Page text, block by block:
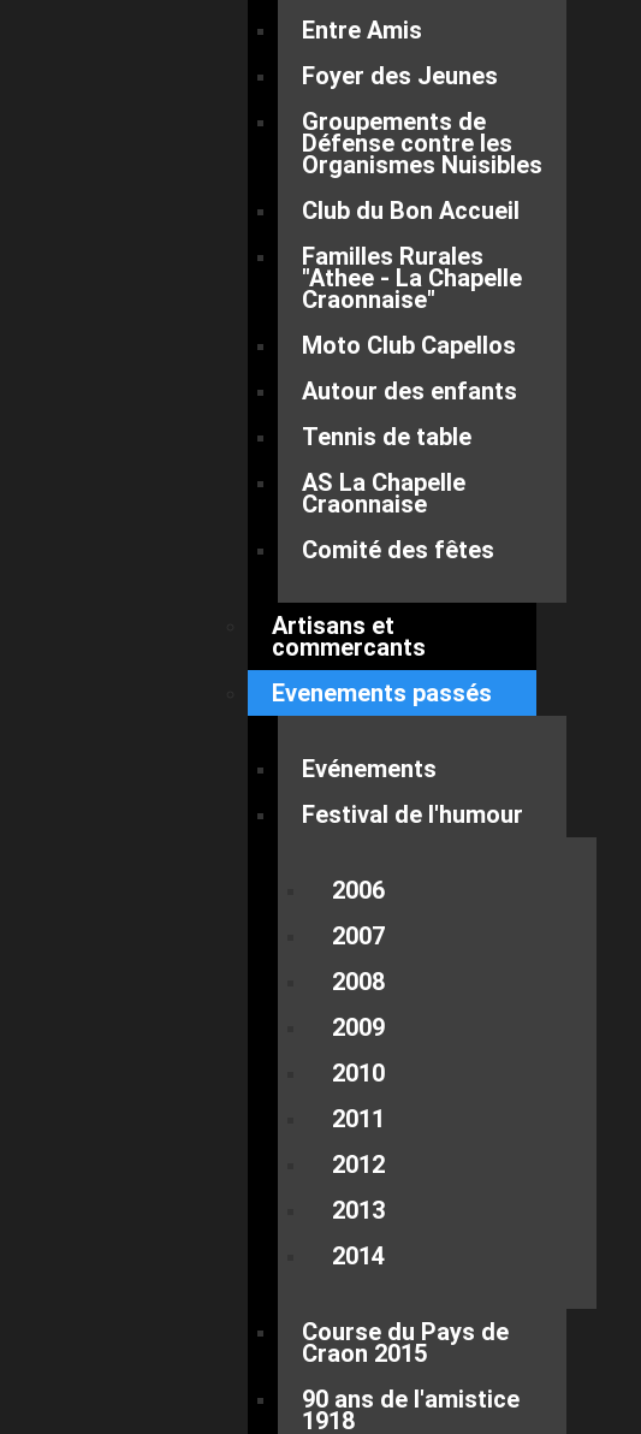
Entre Amis
Foyer des Jeunes
Groupements de
Défense contre les
Organismes Nuisibles
Club du Bon Accueil
Familles Rurales
"Athee - La Chapelle
Craonnaise"
Moto Club Capellos
Autour des enfants
Tennis de table
AS La Chapelle
Craonnaise
Comité des fêtes
Artisans et
commercants
Evenements passés
Evénements
Festival de l'humour
2006
2007
2008
2009
2010
2011
2012
2013
2014
Course du Pays de
Craon 2015
90 ans de l'amistice
1918